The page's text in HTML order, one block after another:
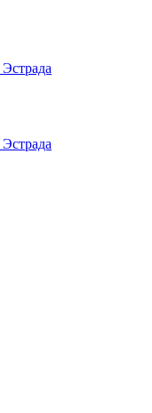
Эстрада
Эстрада